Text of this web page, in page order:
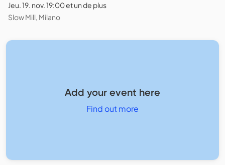
Jeu. 19. nov. 19:00 et un de plus
Slow Mill, Milano
Add your event here
Find out more